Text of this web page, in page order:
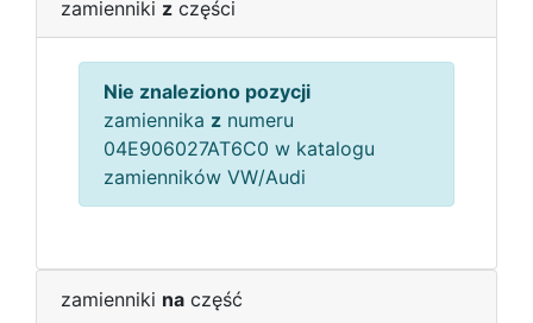
zamienniki z części
Nie znaleziono pozycji
zamiennika z numeru
04E906027AT6C0 w katalogu
zamienników VW/Audi
zamienniki na część